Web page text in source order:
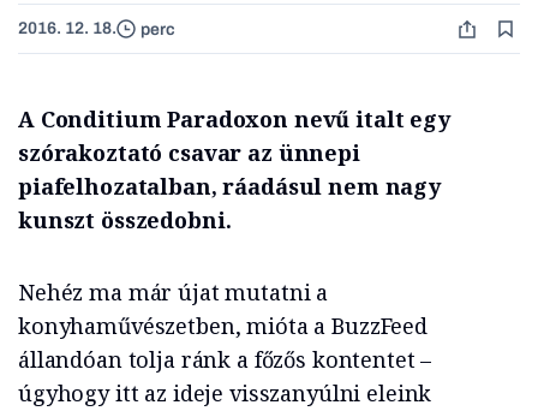
2016. 12. 18. perc
A Conditium Paradoxon nevű italt egy
szórakoztató csavar az ünnepi
piafelhozatalban, ráadásul nem nagy
kunszt összedobni.
Nehéz ma már újat mutatni a
konyhaművészetben, mióta a BuzzFeed
állandóan tolja ránk a főzős kontentet –
úgyhogy itt az ideje visszanyúlni eleink